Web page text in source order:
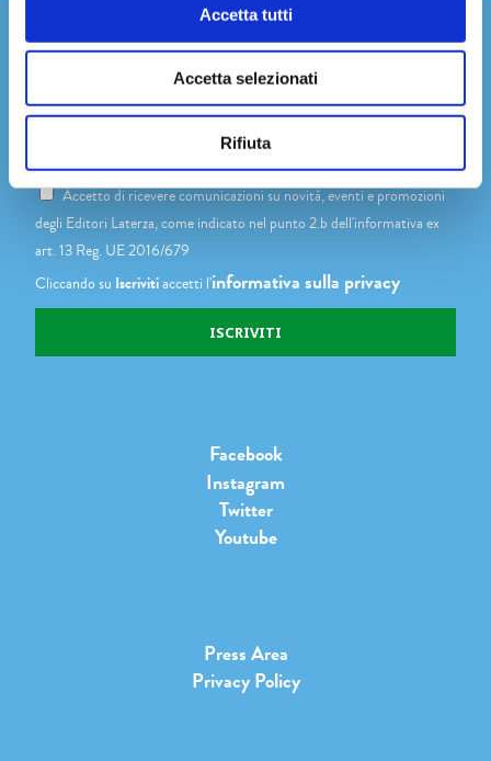
Accetta tutti
Accetta selezionati
Rifiuta
Newsletter
Accetto di ricevere comunicazioni su novità, eventi e promozioni
degli Editori Laterza, come indicato nel punto 2.b dell'informativa ex
art. 13 Reg. UE 2016/679
Cliccando su Iscrivitiaccetti l'informativa sulla privacy
Facebook
Instagram
Twitter
Youtube
Press Area
Privacy Policy